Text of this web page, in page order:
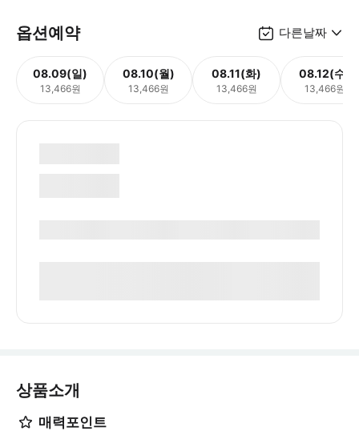
옵션예약 다른날짜
08.09(일)
13,466원
08.10(월)
13,466원
08.11(화)
13,466원
08.12(수)
13,466원
상품소개
매력포인트